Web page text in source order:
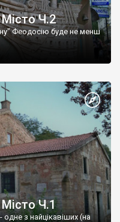
Ч.2
Феодосію буде не менш
Ч.1
з найцікавіших (на